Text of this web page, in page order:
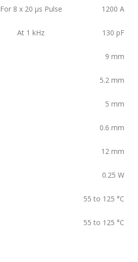
For 8 x 20 μs Pulse 1200 A
At 1 kHz 130 pF
9 mm
5.2 mm
5 mm
0.6 mm
12 mm
0.25 W
55 to 125 °C
55 to 125 °C